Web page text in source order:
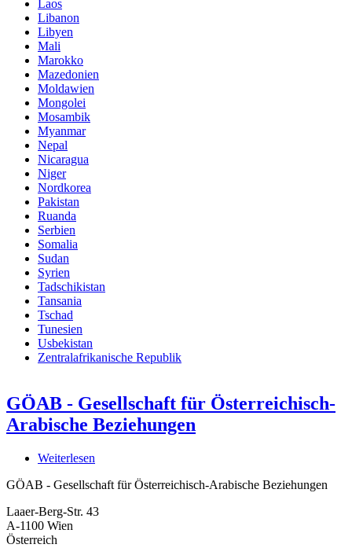
Laos
Libanon
Libyen
Mali
Marokko
Mazedonien
Moldawien
Mongolei
Mosambik
Myanmar
Nepal
Nicaragua
Niger
Nordkorea
Pakistan
Ruanda
Serbien
Somalia
Sudan
Syrien
Tadschikistan
Tansania
Tschad
Tunesien
Usbekistan
Zentralafrikanische Republik
GÖAB - Gesellschaft für Österreichisch-
Arabische Beziehungen
Weiterlesen
-
für
GÖAB - Gesellschaft für Österreichisch-Arabische Beziehungen
Laaer-Berg-Str. 43
A-1100 Wien
Österreich